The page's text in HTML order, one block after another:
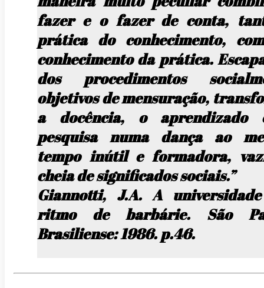
fazer e o fazer de conta,
prática do conhecimento,
conhecimento da prática.
dos procedimentos
objetivos de mensuração,
a docência, o
pesquisa numa dança ao
tempo inútil e formadora,
cheia de significados sociais.”
Giannotti, J.A. A
ritmo de barbárie. São
Brasiliense: 1986. p.46.